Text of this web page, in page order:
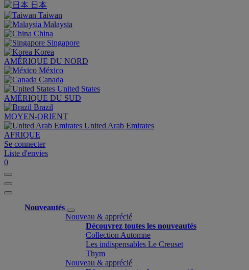
日本
Taiwan
Malaysia
China
Singapore
Korea
AMÉRIQUE DU NORD
México
Canada
United States
AMÉRIQUE DU SUD
Brazil
MOYEN-ORIENT
United Arab Emirates
AFRIQUE
Se connecter
Liste d'envies
0
Nouveautés
Nouveau & apprécié
Découvrez toutes les nouveautés
Collection Automne
Les indispensables Le Creuset
Thym
Nouveau & apprécié